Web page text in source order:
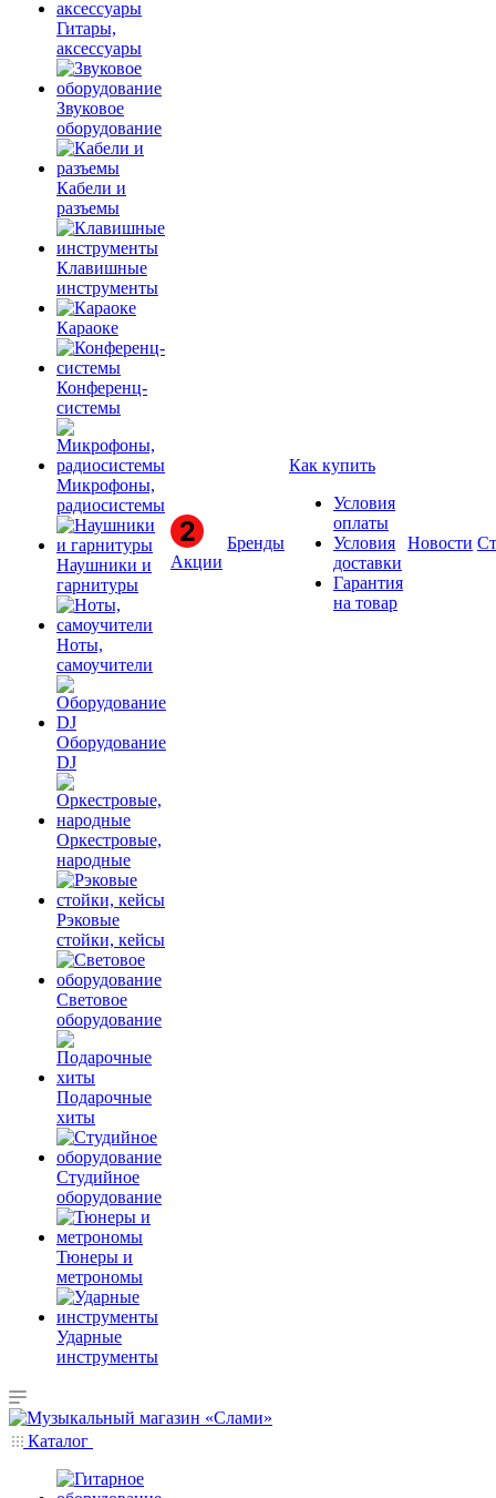
Гитары,
аксессуары
Звуковое
оборудование
Кабели и
разъемы
Клавишные
инструменты
Караоке
Конференц-
системы
Микрофоны,
радиосистемы
Наушники и
гарнитуры
Ноты,
самоучители
Оборудование
DJ
Оркестровые,
народные
Рэковые
стойки, кейсы
Световое
оборудование
Подарочные
хиты
Студийное
оборудование
Тюнеры и
метрономы
Ударные
инструменты
Акции
Бренды
Как купить
Условия
оплаты
Условия
доставки
Гарантия
на товар
Новости
Каталог